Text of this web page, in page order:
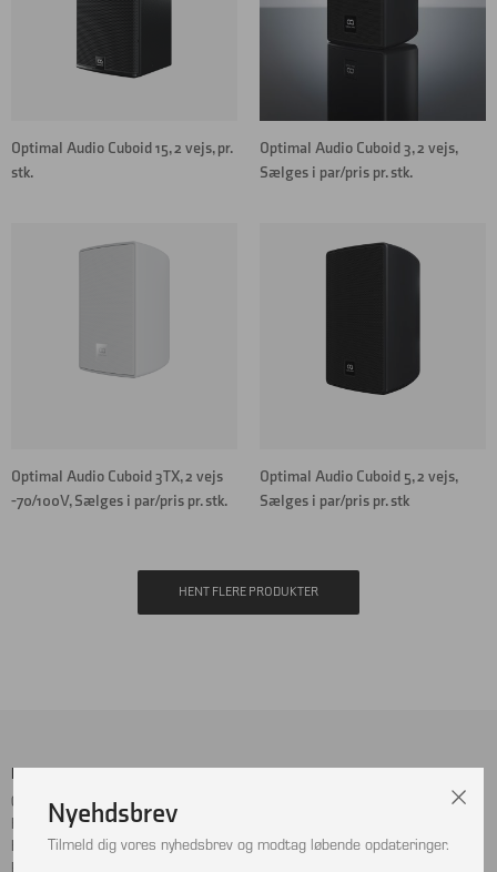
Optimal Audio Cuboid 15, 2 vejs, pr.
stk.
Optimal Audio Cuboid 3, 2 vejs,
Sælges i par/pris pr. stk.
Optimal Audio Cuboid 3TX, 2 vejs
-70/100V, Sælges i par/pris pr. stk.
Optimal Audio Cuboid 5, 2 vejs,
Sælges i par/pris pr. stk
HENT FLERE PRODUKTER
Menu
Cookie- og privatlivspolitik
Handelsbetingelser
Kontakt
Returnering
Sociale Medier
LinkedIn
Nyehdsbrev
Tilmeld dig vores nyhedsbrev og modtag løbende opdateringer.